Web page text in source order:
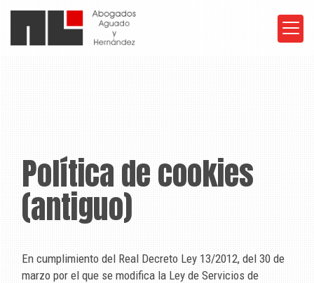
Política de cookies
(antiguo)
En cumplimiento del Real Decreto Ley 13/2012, del 30 de
marzo por el que se modifica la Ley de Servicios de